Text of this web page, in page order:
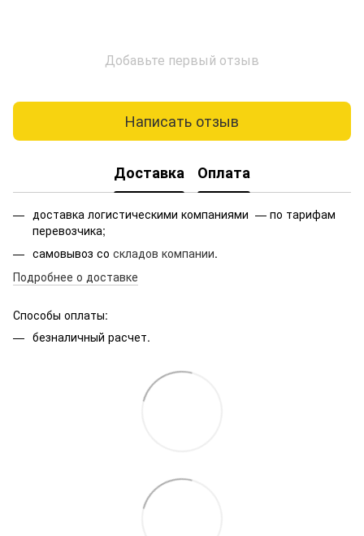
Добавьте первый отзыв
Написать отзыв
Доставка Оплата
доставка логистическими компаниями — по тарифам
перевозчика;
самовывоз со складов компании.
Подробнее о доставке
Способы оплаты:
безналичный расчет.